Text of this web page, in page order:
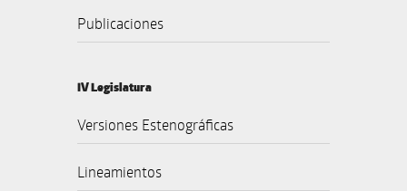
Publicaciones
IV Legislatura
Versiones Estenográficas
Lineamientos